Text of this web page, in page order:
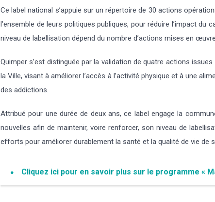
Ce label national s’appuie sur un répertoire de 30 actions
l’ensemble de leurs politiques publiques, pour réduire l’impact
niveau de labellisation dépend du nombre d’actions mises en
Quimper s’est distinguée par la validation de quatre actions
la Ville, visant à améliorer l’accès à l’activité physique et à une
des addictions.
Attribué pour une durée de deux ans, ce label engage la
nouvelles afin de maintenir, voire renforcer, son niveau de
efforts pour améliorer durablement la santé et la qualité de vie de
Cliquez ici pour en savoir plus sur le programme «